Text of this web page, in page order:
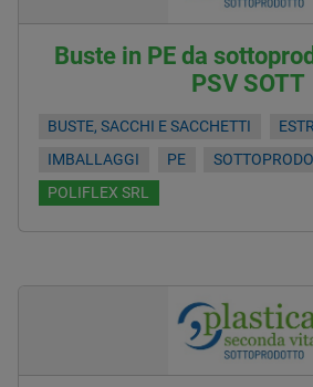
Buste in PE da
PSV SOTT
BUSTE, SACCHI E SACCHETTI
IMBALLAGGI
PE
POLIFLEX SRL